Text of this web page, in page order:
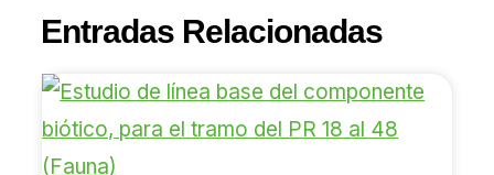
Entradas Relacionadas